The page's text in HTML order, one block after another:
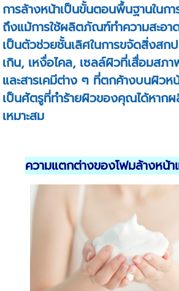
การล้างหน้าเป็นขั้นตอนพื้นฐานในก
ถึงแม้การใช้ผลิตภัณฑ์ทำความสะอ
เป็นตัวช่วยชั้นเลิศในการขจัดสิ่งสก
เกิน, เหงื่อไคล, เซลล์ผิวที่เสื่อมสภ
และสารเคมีต่าง ๆ ที่ตกค้างบนผิวห
เป็นศัตรูที่ทำร้ายผิวของคุณได้หาก
เหมาะสม
ความแตกต่างของโฟมล้างหน้า